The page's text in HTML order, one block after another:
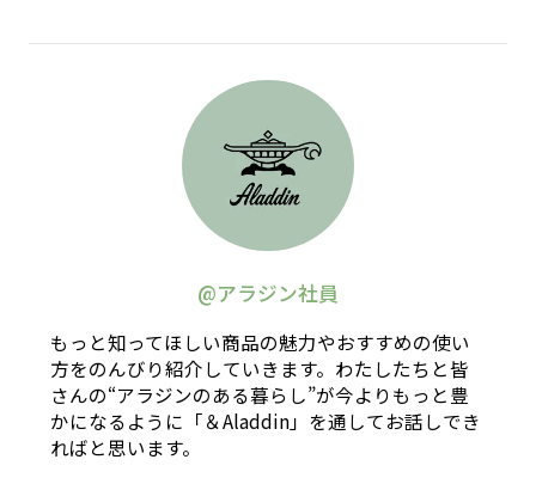
@アラジン社員
もっと知ってほしい商品の魅力やおすすめの使い
方をのんびり紹介していきます。わたしたちと皆
さんの“アラジンのある暮らし”が今よりもっと豊
かになるように「＆Aladdin」を通してお話しでき
ればと思います。